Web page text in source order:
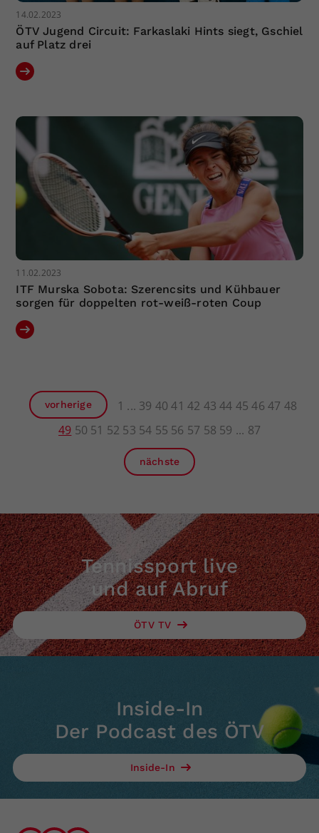
14.02.2023
ÖTV Jugend Circuit: Farkaslaki Hints siegt, Gschiel
auf Platz drei
11.02.2023
ITF Murska Sobota: Szerencsits und Kühbauer
sorgen für doppelten rot-weiß-roten Coup
vorherige 1 39 40 41 42 43 44 45 46 47 48
49 50 51 52 53 54 55 56 57 58 59 87
nächste
Tennissport live
und auf Abruf
ÖTV TV
Inside-In
Der Podcast des ÖTV
Inside-In